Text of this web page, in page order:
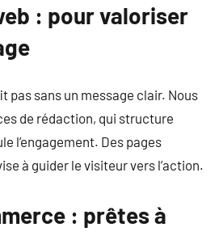
: pour valoriser
pas sans un message clair. Nous
de rédaction, qui structure
l’engagement. Des pages
à guider le visiteur vers l’action.
: prêtes à